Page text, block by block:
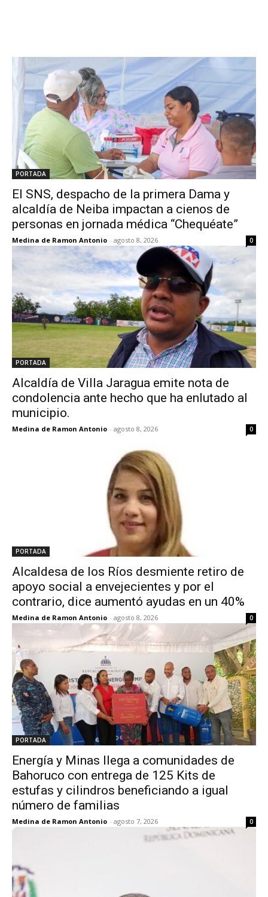
PORTADA
El SNS, despacho de la primera Dama y
alcaldía de Neiba impactan a cienos de
personas en jornada médica “Chequéate”
Medina de Ramon Antonio - agosto 8, 2026 0
PORTADA
Alcaldía de Villa Jaragua emite nota de
condolencia ante hecho que ha enlutado al
municipio.
Medina de Ramon Antonio - agosto 8, 2026 0
PORTADA
Alcaldesa de los Ríos desmiente retiro de
apoyo social a envejecientes y por el
contrario, dice aumentó ayudas en un 40%
Medina de Ramon Antonio - agosto 8, 2026 0
PORTADA
Energía y Minas llega a comunidades de
Bahoruco con entrega de 125 Kits de
estufas y cilindros beneficiando a igual
número de familias
Medina de Ramon Antonio - agosto 7, 2026 0